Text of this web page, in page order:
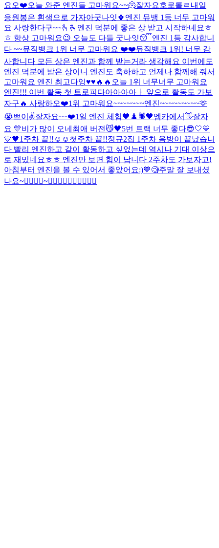
요오❤️오늘 와준 엔진들 고마워요~~🫠잘자요호로롤ㄹ 내일
응원봉은 흰색으로 가자아굿나잇🍀 엔진 뮤뱅 1등 너무 고마워
요 사랑한다구~~🫰🫰 엔진 덕분에 좋은 상 받고 시작하네요ㅎ
ㅎ 항상 고마워요😉 오늘도 다들 굿나잇😴엔진 1등 감사합니
다 ~~뮤직뱅크 1위 너무 고마워요 ❤️❤️뮤직뱅크 1위! 너무 감
사합니다 모든 상은 엔진과 함께 받는거라 생각해요 이번에도
엔진 덕분에 받은 상이니 엔진도 축하하고 언제나 함께해 줘서
고마워요 엔진 최고다잉♥️♥️🔥🔥 오늘 1위 너무너무 고마워요
엔진!!! 이번 활동 첫 트로피다아아아아ㅏ 앞으로 활동도 가보
자구🔥 사랑하오❤️1위 고마워요~~~~~~~엔진~~~~~~~~~🫶
😭쁘이✌️잘자요~~❤️1일 엔진 체험🖤♟️🕷🖤엠카에서👋잘자
요 💛비가 많이 오네 최애 버전😼🖤5번 트랙 너무 좋다😎🤍💛
💙🖤1주차 끝!!☺️☺️ 첫주차 끝!!정규2집 1주차 음방이 끝났습니
다 빨리 엔진하고 같이 활동하고 싶었는데 역시나 기대 이상으
로 재밌네요ㅎㅎ 엔진만 보면 힘이 납니다 2주차도 가보자고!
아침부터 엔진을 볼 수 있어서 좋았어요:)💙🧐주말 잘 보내셨
나요~🙅‍♂️🙆‍♂️~🙆‍♂️🙆‍♂️🙆‍♂️🙆‍♂️🙆‍♂️